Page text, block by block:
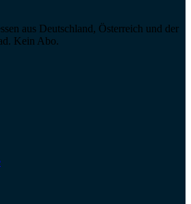
aus Deutschland, Österreich und der
Kein Abo.